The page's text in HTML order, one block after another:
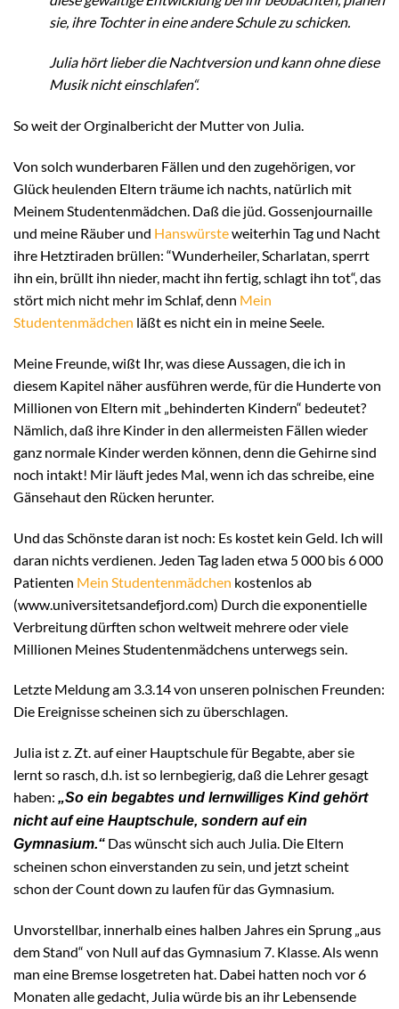
sie, ihre Tochter in eine andere Schule zu schicken.
Julia hört lieber die Nachtversion und kann ohne diese
Musik nicht einschlafen“.
So weit der Orginalbericht der Mutter von Julia.
Von solch wunderbaren Fällen und den zugehörigen, vor
Glück heulenden Eltern träume ich nachts, natürlich mit
Meinem Studentenmädchen. Daß die jüd. Gossenjournaille
und meine Räuber und Hanswürsteweiterhin Tag und Nacht
ihre Hetztiraden brüllen: “Wunderheiler, Scharlatan, sperrt
ihn ein, brüllt ihn nieder, macht ihn fertig, schlagt ihn tot“, das
stört mich nicht mehr im Schlaf, denn Mein
Studentenmädchen läßt es nicht ein in meine Seele.
Meine Freunde, wißt Ihr, was diese Aussagen, die ich in
diesem Kapitel näher ausführen werde, für die Hunderte von
Millionen von Eltern mit „behinderten Kindern“ bedeutet?
Nämlich, daß ihre Kinder in den allermeisten Fällen wieder
ganz normale Kinder werden können, denn die Gehirne sind
noch intakt! Mir läuft jedes Mal, wenn ich das schreibe, eine
Gänsehaut den Rücken herunter.
Und das Schönste daran ist noch: Es kostet kein Geld. Ich will
daran nichts verdienen. Jeden Tag laden etwa 5 000 bis 6 000
Patienten Mein Studentenmädchen kostenlos ab
(www.universitetsandefjord.com) Durch die exponentielle
Verbreitung dürften schon weltweit mehrere oder viele
Millionen Meines Studentenmädchens unterwegs sein.
Letzte Meldung am 3.3.14 von unseren polnischen Freunden:
Die Ereignisse scheinen sich zu überschlagen.
Julia ist z. Zt. auf einer Hauptschule für Begabte, aber sie
lernt so rasch, d.h. ist so lernbegierig, daß die Lehrer gesagt
haben: „So ein begabtes und lernwilliges Kind gehört
nicht auf eine Hauptschule, sondern auf ein
Gymnasium.“ Das wünscht sich auch Julia. Die Eltern
scheinen schon einverstanden zu sein, und jetzt scheint
schon der Count down zu laufen für das Gymnasium.
Unvorstellbar, innerhalb eines halben Jahres ein Sprung „aus
dem Stand“ von Null auf das Gymnasium 7. Klasse. Als wenn
man eine Bremse losgetreten hat. Dabei hatten noch vor 6
Monaten alle gedacht, Julia würde bis an ihr Lebensende